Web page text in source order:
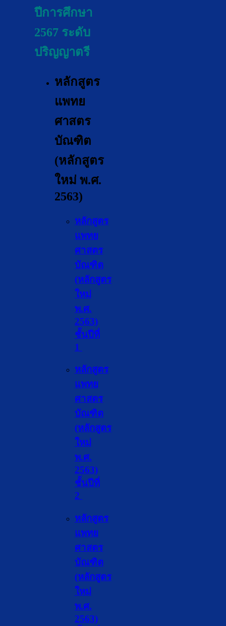
ปีการศึกษา
2567 ระดับ
ปริญญาตรี
หลักสูตร
แพทย
ศาสตร
บัณฑิต
(หลักสูตร
ใหม่ พ.ศ.
2563)
หลักสูตร
แพทย
ศาสตร
บัณฑิต
(หลักสูตร
ใหม่
พ.ศ.
2563)
ชั้นปีที่
1
หลักสูตร
แพทย
ศาสตร
บัณฑิต
(หลักสูตร
ใหม่
พ.ศ.
2563)
ชั้นปีที่
2
หลักสูตร
แพทย
ศาสตร
บัณฑิต
(หลักสูตร
ใหม่
พ.ศ.
2563)